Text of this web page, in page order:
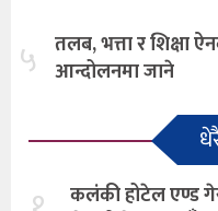
५ तलब, भत्ता र शिक्षा
आन्दोलनमा जाने
कलंकी होटेल एण्ड